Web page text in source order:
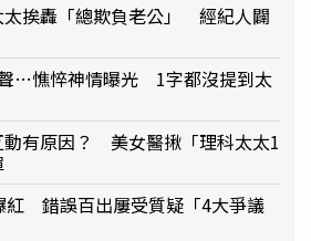
太挨轟「總欺負老公」 經紀人闢
…憔悴神情曝光 1字都沒提到太
動有原因？ 美女醫揪「理科太太1
紅 錯誤百出屢受質疑「4大爭議